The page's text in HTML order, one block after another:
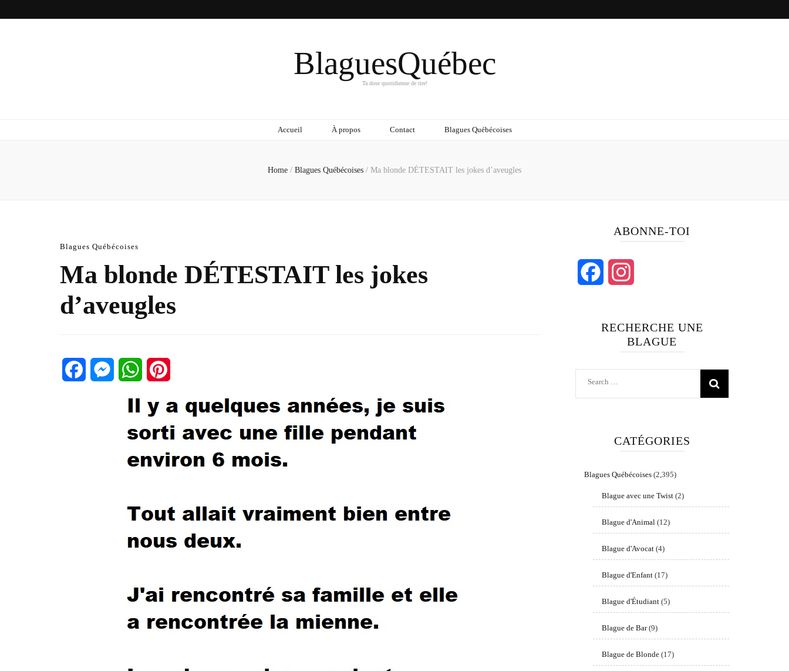
BlaguesQuébec
Ta dose quotidienne de rire!
Accueil À propos Contact Blagues Québécoises
Home / Blagues Québécoises / Ma blonde DÉTESTAIT les jokes d’aveugles
Blagues Québécoises
Ma blonde DÉTESTAIT les jokes
d’aveugles
ABONNE-TOI
RECHERCHE UNE
BLAGUE
Search
CATÉGORIES
Blagues Québécoises(2,395)
Blague avec une Twist(2)
Blague d'Animal(12)
Blague d'Avocat(4)
Blague d'Enfant(17)
Blague d'Étudiant(5)
Blague de Bar(9)
Blague de Blonde(17)